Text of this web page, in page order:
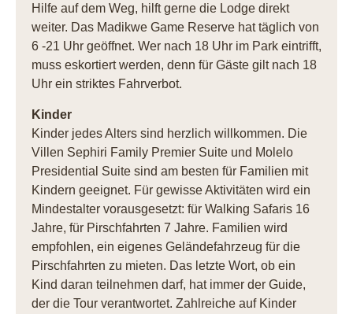
Hilfe auf dem Weg, hilft gerne die Lodge direkt
weiter. Das Madikwe Game Reserve hat täglich von
6 -21 Uhr geöffnet. Wer nach 18 Uhr im Park eintrifft,
muss eskortiert werden, denn für Gäste gilt nach 18
Uhr ein striktes Fahrverbot.
Kinder
Kinder jedes Alters sind herzlich willkommen. Die
Villen Sephiri Family Premier Suite und Molelo
Presidential Suite sind am besten für Familien mit
Kindern geeignet. Für gewisse Aktivitäten wird ein
Mindestalter vorausgesetzt: für Walking Safaris 16
Jahre, für Pirschfahrten 7 Jahre. Familien wird
empfohlen, ein eigenes Geländefahrzeug für die
Pirschfahrten zu mieten. Das letzte Wort, ob ein
Kind daran teilnehmen darf, hat immer der Guide,
der die Tour verantwortet. Zahlreiche auf Kinder